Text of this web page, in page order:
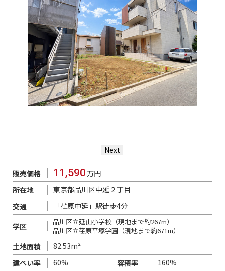
Next
販売価格 11,590 万円
所在地
東京都品川区中延２丁目
交通
「荏原中延」駅徒歩4分
学区
品川区立延山小学校（現地まで約267m）
品川区立荏原平塚学園（現地まで約671m）
土地面積
82.53m²
建ぺい率
60% 容積率 160%